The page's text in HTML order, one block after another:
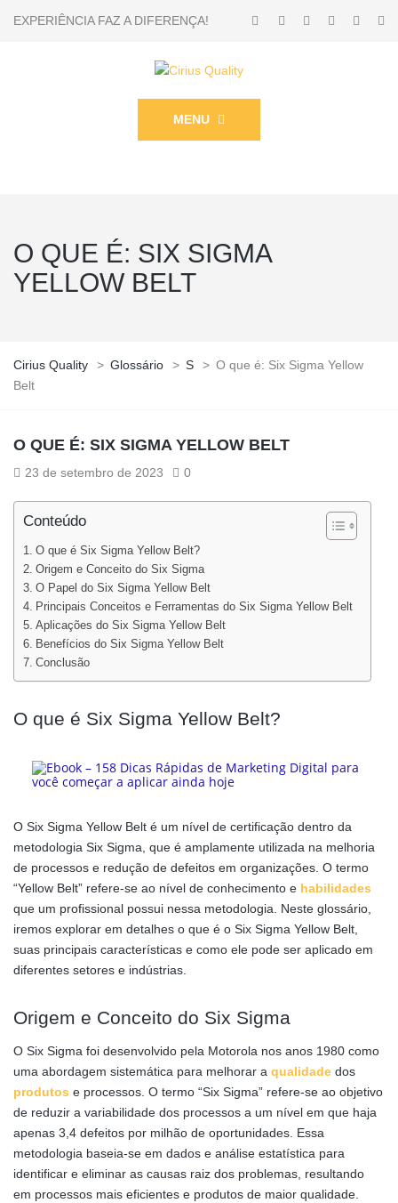
EXPERIÊNCIA FAZ A DIFERENÇA!
MENU
O QUE É: SIX SIGMA
YELLOW BELT
Cirius Quality > Glossário > S > O que é: Six Sigma Yellow
Belt
O QUE É: SIX SIGMA YELLOW BELT
23 de setembro de 2023 0
Conteúdo
O que é Six Sigma Yellow Belt?
Origem e Conceito do Six Sigma
O Papel do Six Sigma Yellow Belt
Principais Conceitos e Ferramentas do Six Sigma Yellow Belt
Aplicações do Six Sigma Yellow Belt
Benefícios do Six Sigma Yellow Belt
Conclusão
O que é Six Sigma Yellow Belt?
O Six Sigma Yellow Belt é um nível de certificação dentro da
metodologia Six Sigma, que é amplamente utilizada na melhoria
de processos e redução de defeitos em organizações. O termo
“Yellow Belt” refere-se ao nível de conhecimento e habilidades
que um profissional possui nessa metodologia. Neste glossário,
iremos explorar em detalhes o que é o Six Sigma Yellow Belt,
suas principais características e como ele pode ser aplicado em
diferentes setores e indústrias.
Origem e Conceito do Six Sigma
O Six Sigma foi desenvolvido pela Motorola nos anos 1980 como
uma abordagem sistemática para melhorar a qualidade dos
produtos e processos. O termo “Six Sigma” refere-se ao objetivo
de reduzir a variabilidade dos processos a um nível em que haja
apenas 3,4 defeitos por milhão de oportunidades. Essa
metodologia baseia-se em dados e análise estatística para
identificar e eliminar as causas raiz dos problemas, resultando
em processos mais eficientes e produtos de maior qualidade.